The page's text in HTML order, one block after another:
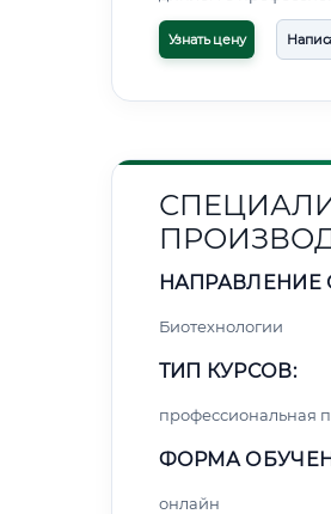
Узнать цену
НАПРАВЛЕНИЕ
Биотехнологии
ТИП КУРСОВ:
профессиональная
ФОРМА
онлайн